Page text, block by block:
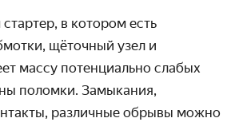
в котором есть
щёточный узел и
массу потенциально слабых
поломки. Замыкания,
различные обрывы можно